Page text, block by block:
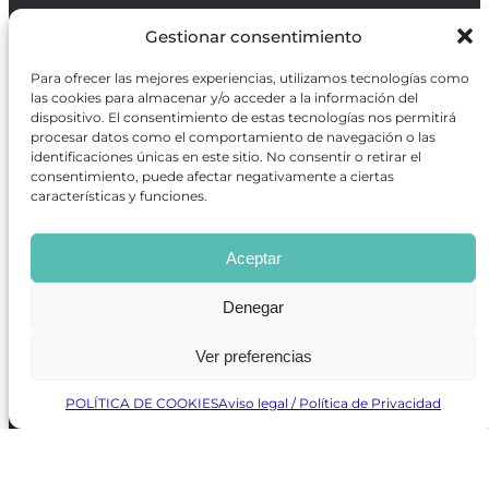
Gestionar consentimiento
Para ofrecer las mejores experiencias, utilizamos tecnologías como
las cookies para almacenar y/o acceder a la información del
dispositivo. El consentimiento de estas tecnologías nos permitirá
procesar datos como el comportamiento de navegación o las
identificaciones únicas en este sitio. No consentir o retirar el
consentimiento, puede afectar negativamente a ciertas
características y funciones.
Aceptar
Denegar
Ver preferencias
POLÍTICA DE COOKIESAviso legal / Política de Privacidad
REVISTA ONLINE
CARTELERA TEATRO MADRID
CENTROS DE FORMACIÓN
CONCURSOS
SOBRE NOSOTROS
RANKING MEJORES OBRAS
Revista GODOT